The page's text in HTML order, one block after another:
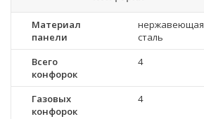
Материал
панели
нержавеющая
сталь
Всего
конфорок
4
Газовых
конфорок
4